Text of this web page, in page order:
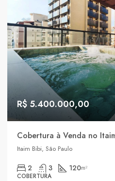
R$ 5.400.000,00
Cobertura à Venda no
Itaim Bibi, São Paulo
2 3 120m²
COBERTURA